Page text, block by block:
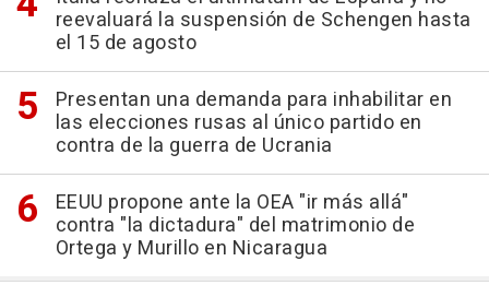
reevaluará la suspensión de Schengen hasta
el 15 de agosto
Presentan una demanda para inhabilitar en
las elecciones rusas al único partido en
contra de la guerra de Ucrania
EEUU propone ante la OEA "ir más allá"
contra "la dictadura" del matrimonio de
Ortega y Murillo en Nicaragua